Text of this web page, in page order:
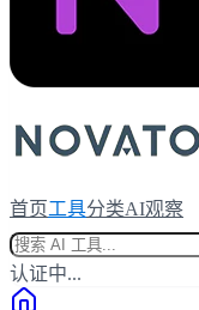
首页工具分类AI观察
认证中...